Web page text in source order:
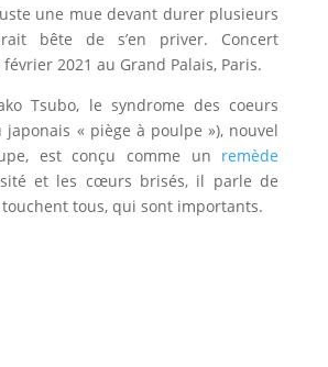
une mue devant durer plusieurs
bête de s’en priver. Concert
2021 au Grand Palais, Paris.
Tsubo, le syndrome des coeurs
japonais « piège à poulpe »), nouvel
est conçu comme un remède
et les cœurs brisés, il parle de
tous, qui sont importants.